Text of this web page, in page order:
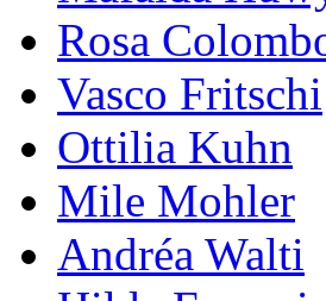
Rosa
Vasco Fritschi
Ottilia Kuhn
Mile Mohler
Andréa Walti